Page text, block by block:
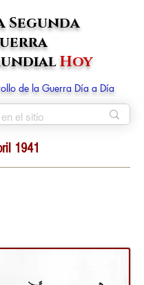
Segunda
Hoy
de la Guerra Día a Día
1941